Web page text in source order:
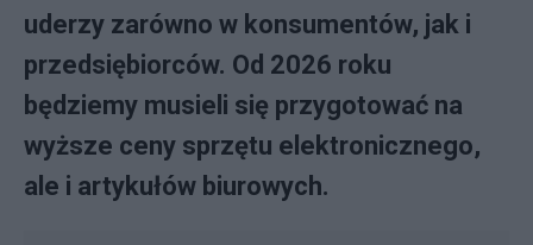
uderzy zarówno w konsumentów, jak i
przedsiębiorców. Od 2026 roku
będziemy musieli się przygotować na
wyższe ceny sprzętu elektronicznego,
ale i artykułów biurowych.